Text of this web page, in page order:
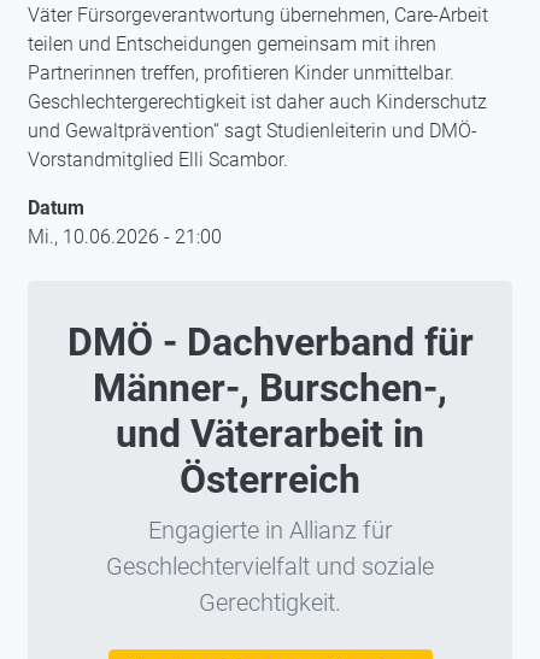
Väter Fürsorgeverantwortung übernehmen, Care-Arbeit
teilen und Entscheidungen gemeinsam mit ihren
Partnerinnen treffen, profitieren Kinder unmittelbar.
Geschlechtergerechtigkeit ist daher auch Kinderschutz
und Gewaltprävention“ sagt Studienleiterin und DMÖ-
Vorstandmitglied Elli Scambor.
Datum
Mi., 10.06.2026 - 21:00
DMÖ - Dachverband für
Männer-, Burschen-,
und Väterarbeit in
Österreich
Engagierte in Allianz für
Geschlechtervielfalt und soziale
Gerechtigkeit.